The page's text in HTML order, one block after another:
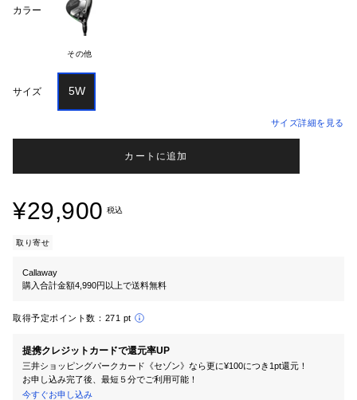
カラー
その他
サイズ 5W
サイズ詳細を見る
カートに追加
¥29,900 税込
取り寄せ
Callaway
購入合計金額4,990円以上で送料無料
取得予定ポイント数： 271 pt
提携クレジットカードで還元率UP
三井ショッピングパークカード《セゾン》なら更に¥100につき1pt還元！
お申し込み完了後、最短５分でご利用可能！
今すぐお申し込み